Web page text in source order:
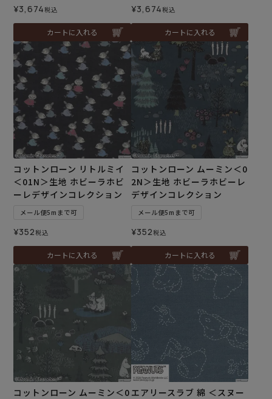
¥3,674税込
カートに入れる
¥3,674税込
カートに入れる
コットンローン リトルミイ
＜01N＞生地 ホビーラホビ
ーレデザインコレクション
メール便5mまで可
¥352税込
カートに入れる
コットンローン ムーミン＜0
2N＞生地 ホビーラホビーレ
デザインコレクション
メール便5mまで可
¥352税込
カートに入れる
コットンローン ムーミン＜0 エアリースラブ 綿 ＜スヌー